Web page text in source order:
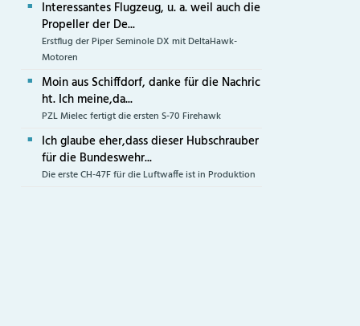
Interessantes Flugzeug, u. a. weil auch die
Propeller der De...
Erstflug der Piper Seminole DX mit DeltaHawk-
Motoren
Moin aus Schiffdorf, danke für die Nachric
ht. Ich meine,da...
PZL Mielec fertigt die ersten S-70 Firehawk
Ich glaube eher,dass dieser Hubschrauber
für die Bundeswehr...
Die erste CH-47F für die Luftwaffe ist in Produktion